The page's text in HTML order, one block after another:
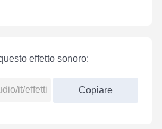
effetto sonoro:
Copiare